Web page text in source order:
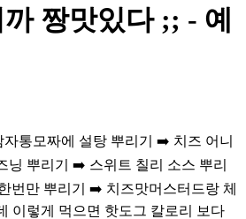
짱맛있다 ;; - 예
자통모짜에 설탕 뿌리기 ➡️ 치즈 어니
닝 뿌리기 ➡️ 스위트 칠리 소스 뿌리
번만 뿌리기 ➡️ 치즈맛머스터드랑 체
이렇게 먹으면 핫도그 칼로리 보다